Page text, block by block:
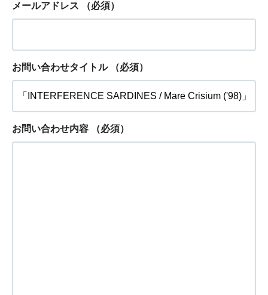
メールアドレス （必須）
お問い合わせタイトル （必須）
お問い合わせ内容 （必須）